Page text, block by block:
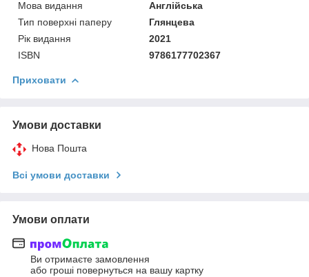
Мова видання
Англійська
Тип поверхні паперу
Глянцева
Рік видання
2021
ISBN
9786177702367
Приховати
Умови доставки
Нова Пошта
Всі умови доставки
Умови оплати
Ви отримаєте замовлення
або гроші повернуться на вашу картку